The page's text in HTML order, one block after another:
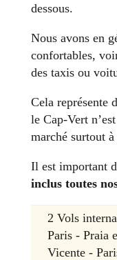
dessous.
Nous avons en
confortables,
des taxis ou
Cela représente
le Cap-Vert
marché surtout à
Il est important
inclus toutes
2 Vols
Paris - Praia
Vicente -